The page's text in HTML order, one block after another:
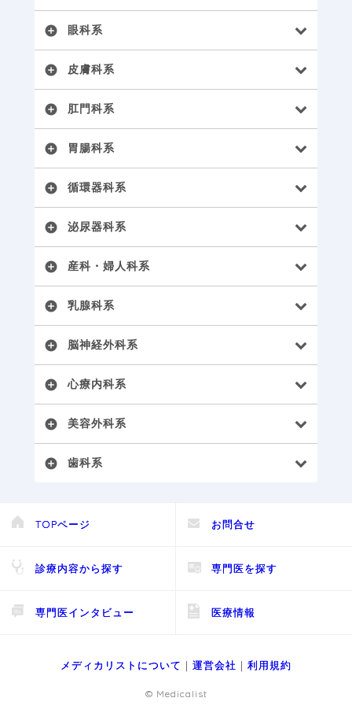
add_circle 眼科系
add_circle 皮膚科系
add_circle 肛門科系
add_circle 胃腸科系
add_circle 循環器科系
add_circle 泌尿器科系
add_circle 産科・婦人科系
add_circle 乳腺科系
add_circle 脳神経外科系
add_circle 心療内科系
add_circle 美容外科系
add_circle 歯科系
TOPページ お問合せ
診療内容から探す 専門医を探す
専門医インタビュー 医療情報
メディカリストについて ｜ 運営会社 ｜ 利用規約
© Medicalist